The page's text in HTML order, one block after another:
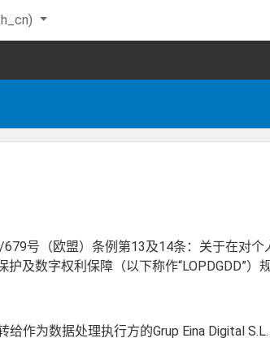
号（欧盟）条例第13及14条：关于在对
及数字权利保障（以下称作“LOPDGDD”
作为数据处理执行方的Grup Eina Digital